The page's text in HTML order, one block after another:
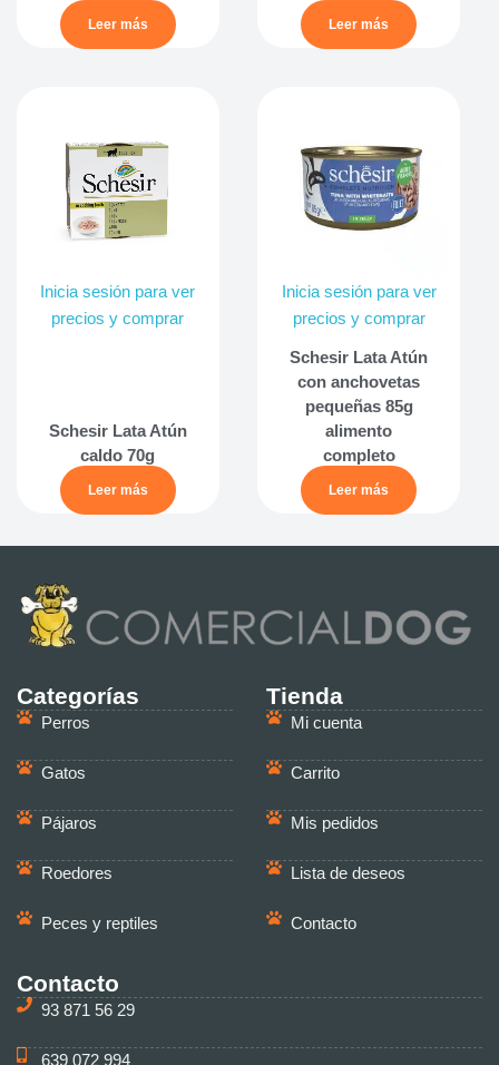
Leer más Leer más
Inicia sesión para ver
precios y comprar
Schesir Lata Atún
caldo 70g
Leer más
Inicia sesión para ver
precios y comprar
Schesir Lata Atún
con anchovetas
pequeñas 85g
alimento
completo
Leer más
Categorías
Perros
Gatos
Pájaros
Roedores
Peces y reptiles
Tienda
Mi cuenta
Carrito
Mis pedidos
Lista de deseos
Contacto
Contacto
93 871 56 29
639 072 994